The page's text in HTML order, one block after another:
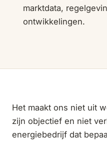
marktdata,
ontwikkelingen.
Het maakt ons niet uit
zijn objectief en niet
energiebedrijf dat